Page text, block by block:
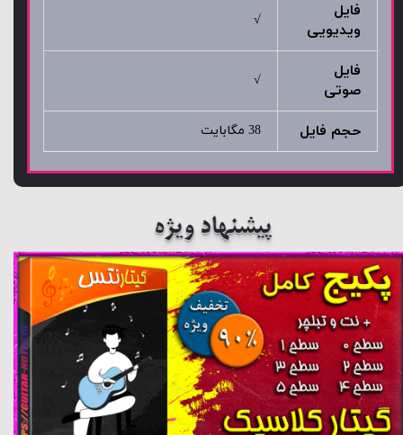
فایل
ویدیویی
√
فایل
صوتی
√
حجم فایل 38 مگابایت
پیشنهاد ویژه